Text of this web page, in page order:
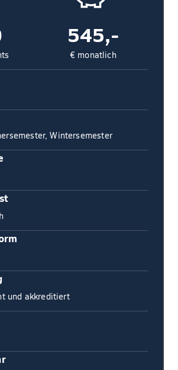
545,-
€ monatlich
Wintersemester
und akkreditiert